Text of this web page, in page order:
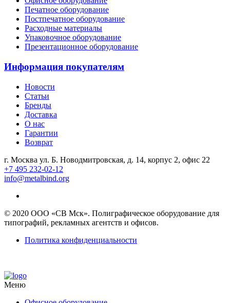
Печатное оборудование
Постпечатное оборудование
Расходные материалы
Упаковочное оборудование
Презентационное оборудование
Информация покупателям
Новости
Статьи
Бренды
Доставка
О нас
Гарантии
Возврат
г. Москва ул. Б. Новодмитровская, д. 14, корпус 2, офис 22
+7 495 232-02-12
info@metalbind.org
© 2020 ООО «СВ Мск». Полиграфическое оборудование для
типографий, рекламных агентств и офисов.
Политика конфиденциальности
Меню